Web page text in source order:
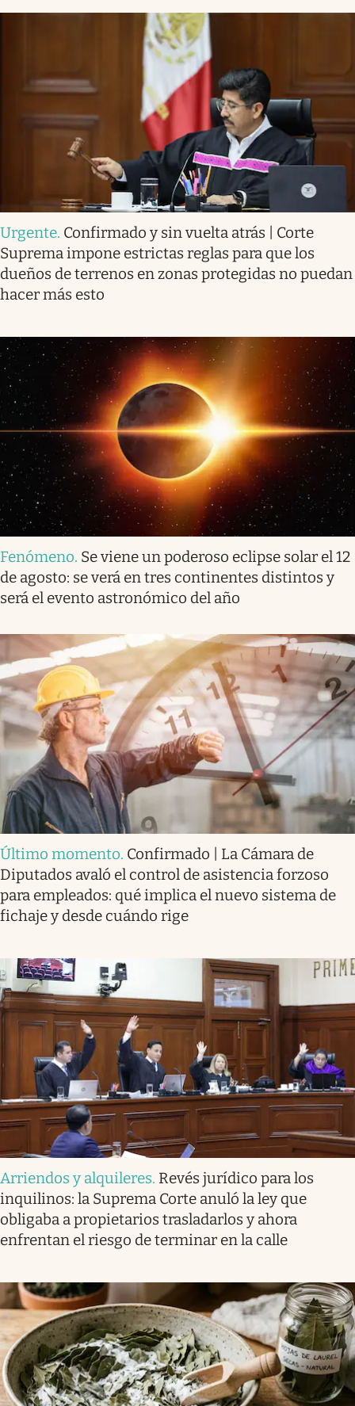
Urgente. Confirmado y sin vuelta atrás | Corte
Suprema impone estrictas reglas para que los
dueños de terrenos en zonas protegidas no puedan
hacer más esto
Fenómeno. Se viene un poderoso eclipse solar el 12
de agosto: se verá en tres continentes distintos y
será el evento astronómico del año
Último momento. Confirmado | La Cámara de
Diputados avaló el control de asistencia forzoso
para empleados: qué implica el nuevo sistema de
fichaje y desde cuándo rige
Arriendos y alquileres. Revés jurídico para los
inquilinos: la Suprema Corte anuló la ley que
obligaba a propietarios trasladarlos y ahora
enfrentan el riesgo de terminar en la calle